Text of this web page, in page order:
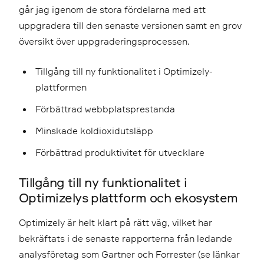
går jag igenom de stora fördelarna med att
uppgradera till den senaste versionen samt en grov
översikt över uppgraderingsprocessen.
Tillgång till ny funktionalitet i Optimizely-
plattformen
Förbättrad webbplatsprestanda
Minskade koldioxidutsläpp
Förbättrad produktivitet för utvecklare
Tillgång till ny funktionalitet i
Optimizelys plattform och ekosystem
Optimizely är helt klart på rätt väg, vilket har
bekräftats i de senaste rapporterna från ledande
analysföretag som Gartner och Forrester (se länkar